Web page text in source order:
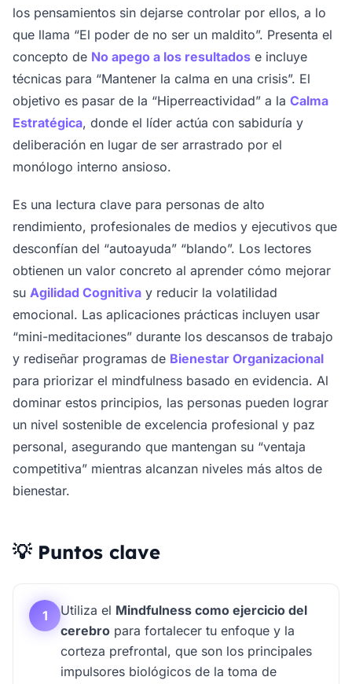
los pensamientos sin dejarse controlar por ellos, a lo
que llama “El poder de no ser un maldito”. Presenta el
concepto de No apego a los resultados e incluye
técnicas para “Mantener la calma en una crisis”. El
objetivo es pasar de la “Hiperreactividad” a la Calma
Estratégica, donde el líder actúa con sabiduría y
deliberación en lugar de ser arrastrado por el
monólogo interno ansioso.
Es una lectura clave para personas de alto
rendimiento, profesionales de medios y ejecutivos que
desconfían del “autoayuda” “blando”. Los lectores
obtienen un valor concreto al aprender cómo mejorar
su Agilidad Cognitiva y reducir la volatilidad
emocional. Las aplicaciones prácticas incluyen usar
“mini-meditaciones” durante los descansos de trabajo
y rediseñar programas de Bienestar Organizacional
para priorizar el mindfulness basado en evidencia. Al
dominar estos principios, las personas pueden lograr
un nivel sostenible de excelencia profesional y paz
personal, asegurando que mantengan su “ventaja
competitiva” mientras alcanzan niveles más altos de
bienestar.
💡 Puntos clave
1 Utiliza el Mindfulness como ejercicio del
cerebro para fortalecer tu enfoque y la
corteza prefrontal, que son los principales
impulsores biológicos de la toma de